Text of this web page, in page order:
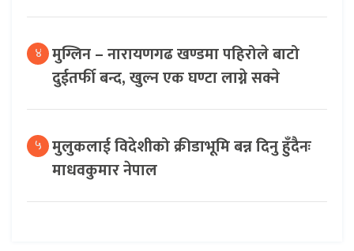
४ मुग्लिन – नारायणगढ खण्डमा पहिरोले बाटो
दुईतर्फी बन्द, खुल्न एक घण्टा लाग्ने सक्ने
५ मुलुकलाई विदेशीको क्रीडाभूमि बन्न दिनु हुँदैनः
माधवकुमार नेपाल